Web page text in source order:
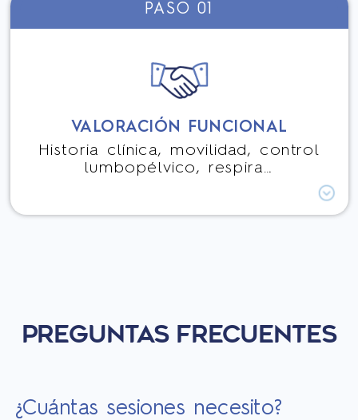
PASO 01
VALORACIÓN FUNCIONAL
Historia clínica, movilidad, control
lumbopélvico, respira…
PREGUNTAS FRECUENTES
¿Cuántas sesiones necesito?